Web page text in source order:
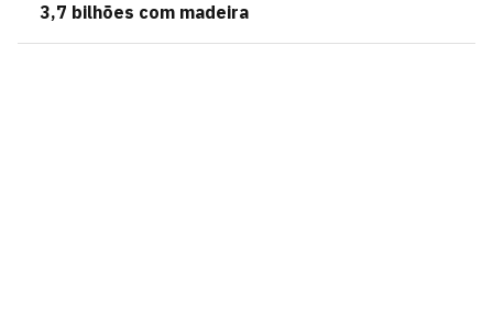
3,7 bilhões com madeira